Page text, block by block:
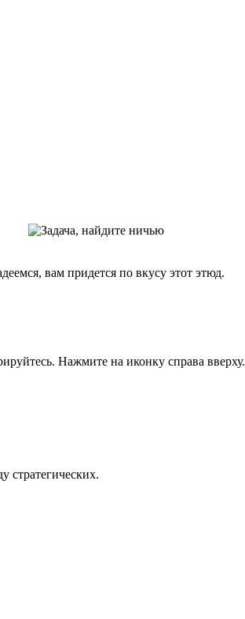
вам придется по вкусу этот этюд.
Нажмите на иконку справа вверху.
стратегических.